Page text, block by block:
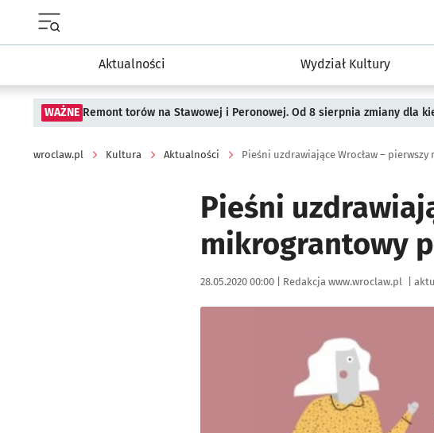
Aktualności Wydział Kultury
WAŻNE Remont torów na Stawowej i Peronowej. Od 8 sierpnia zmiany dla
wroclaw.pl Kultura Aktualności Pieśni uzdrawiające Wrocław –
Pieśni
mikrograntowy
Data publikacji:
28.05.2020 00:00 | Autor:
Redakcja www.wroclaw.pl